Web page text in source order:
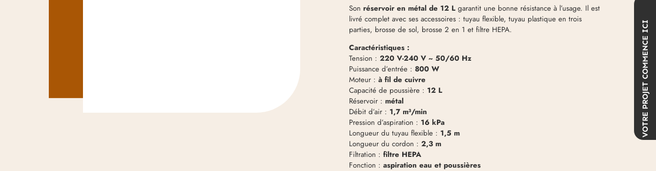
VOTRE PROJET
COMMENCE ICI
Son réservoir en métal de 12 L garantit une bonne résistance à l’usage. Il est
livré complet avec ses accessoires : tuyau flexible, tuyau plastique en trois
parties, brosse de sol, brosse 2 en 1 et filtre HEPA.
Caractéristiques :
Tension :220 V-240 V ~ 50/60 Hz
Puissance d’entrée :800 W
Moteur :à fil de cuivre
Capacité de poussière : 12 L
Réservoir : métal
Débit d’air : 1,7 m³/min
Pression d’aspiration : 16 kPa
Longueur du tuyau flexible : 1,5 m
Longueur du cordon :2,3 m
Filtration :filtre HEPA
Fonction :aspiration eau et poussières